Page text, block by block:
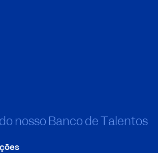
nosso Banco de Talentos